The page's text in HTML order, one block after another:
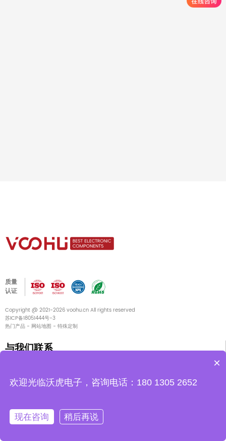
质量
认证
Copyright @ 2021-2026 voohu.cn All rights reserved
苏ICP备18051444号-3
热门产品 - 网站地图 - 特殊定制
与我们联系
中国江苏省苏州市吴江区东太湖大道11666号开平商务中心G栋13楼
电子邮件
voohu@voohu.cn
×
欢迎光临沃虎电子，咨询电话：180 1305 2652
现在咨询 稍后再说